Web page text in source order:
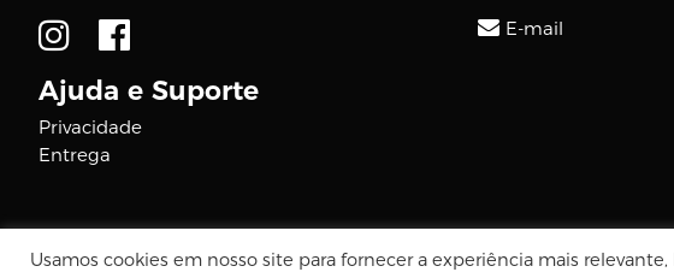
Ajuda e Suporte
Privacidade
Entrega
E-mail
© 2026 DIGCOM PREMIUM
Usamos cookies em nosso site para fornecer a experiência mais